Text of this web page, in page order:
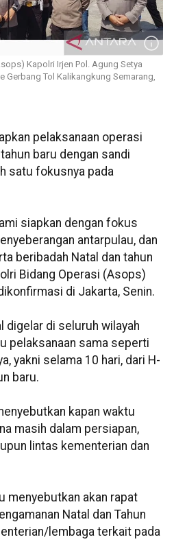
Kapolri Irjen Pol. Agung Setya
Gerbang Tol Kalikangkung Semarang,
pelaksanaan operasi
baru dengan sandi
satu fokusnya pada
siapkan dengan fokus
antarpulau, dan
beribadah Natal dan tahun
Bidang Operasi (Asops)
di Jakarta, Senin.
digelar di seluruh wilayah
pelaksanaan sama seperti
yakni selama 10 hari, dari H-
baru.
kapan waktu
masih dalam persiapan,
lintas kementerian dan
menyebutkan akan rapat
Natal dan Tahun
lembaga terkait pada